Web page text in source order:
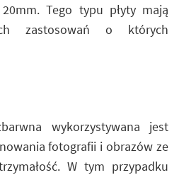
Tego typu płyty mają
zastosowań o których
wykorzystywana jest
fotografii i obrazów ze
W tym przypadku